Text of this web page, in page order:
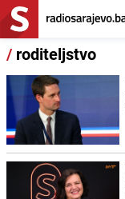
/ roditeljstvo